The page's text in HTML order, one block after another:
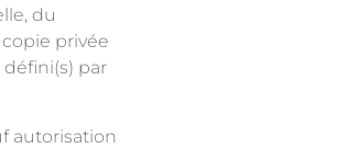
du
privée
par
autorisation